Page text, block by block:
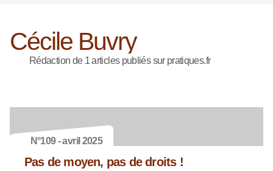
Cécile Buvry
Rédaction de 1 articles publiés sur pratiques.fr
N°109 - avril 2025
Pas de moyen, pas de droits !